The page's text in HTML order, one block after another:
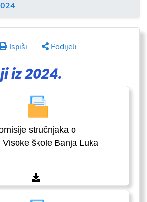
Ispiši Podijeli
iz 2024.
stručnjaka o
Visoke škole Banja Luka